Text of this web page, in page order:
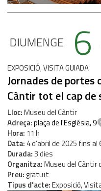
DIUMENGE 6
EXPOSICIÓ, VISITA GUIADA
Jornades de portes
Càntir tot el cap de
Lloc Museu del Càntir
Adreça plaça de l'Església, 9
Hora 11 h
Data 4d'abrilde 2025 fins al
Durada 3 dies
Organitza Museu del Càntir
Preu gratuït
Tipus d'acte Exposició,